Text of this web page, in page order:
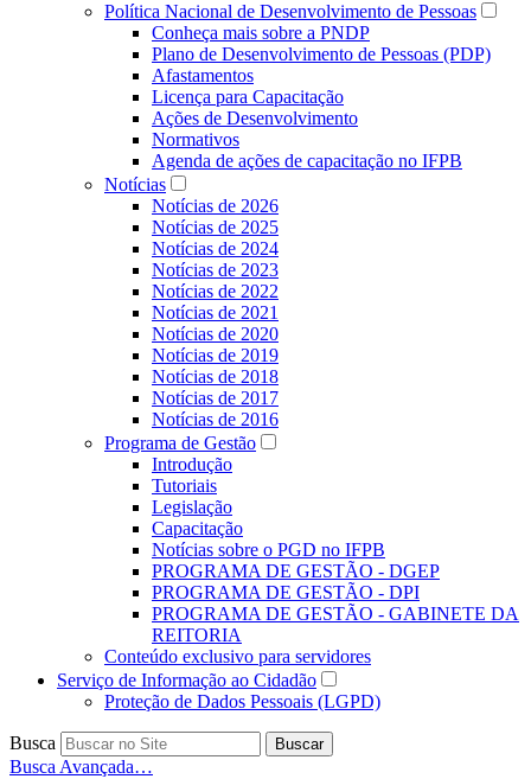
Política Nacional de Desenvolvimento de Pessoas
Conheça mais sobre a PNDP
Plano de Desenvolvimento de Pessoas (PDP)
Afastamentos
Licença para Capacitação
Ações de Desenvolvimento
Normativos
Agenda de ações de capacitação no IFPB
Notícias
Notícias de 2026
Notícias de 2025
Notícias de 2024
Notícias de 2023
Notícias de 2022
Notícias de 2021
Notícias de 2020
Notícias de 2019
Notícias de 2018
Notícias de 2017
Notícias de 2016
Programa de Gestão
Introdução
Tutoriais
Legislação
Capacitação
Notícias sobre o PGD no IFPB
PROGRAMA DE GESTÃO - DGEP
PROGRAMA DE GESTÃO - DPI
PROGRAMA DE GESTÃO - GABINETE DA
REITORIA
Conteúdo exclusivo para servidores
Serviço de Informação ao Cidadão
Proteção de Dados Pessoais (LGPD)
Busca Buscar
Busca Avançada…